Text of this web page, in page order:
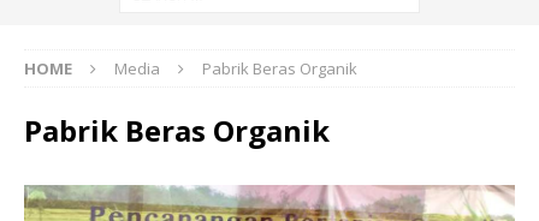
HOME Media Pabrik Beras Organik
Pabrik Beras Organik